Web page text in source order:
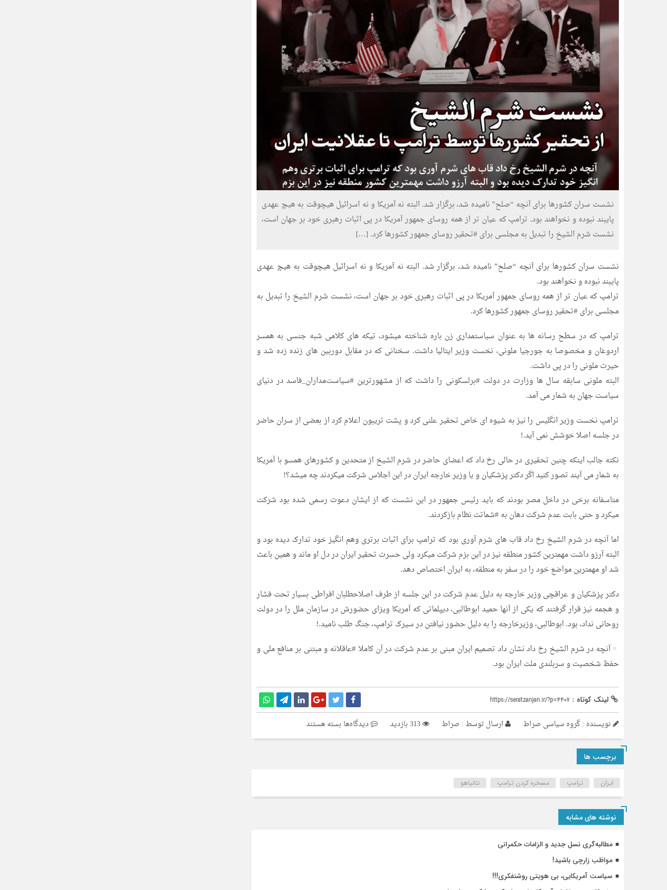
نشست سران کشورها برای آنچه “صلح” نامیده شد، برگزار شد. البته نه آمریکا و نه اسرائیل هیچوقت به هیچ عهدی
پایبند نبوده و نخواهند بود. ترامپ که عیان تر از همه روسای جمهور آمریکا در پی اثبات رهبری خود بر جهان است،
نشست شرم الشیخ را تبدیل به مجلسی برای #تحقیر روسای جمهور کشورها کرد. […]
نشست سران کشورها برای آنچه “صلح” نامیده شد، برگزار شد. البته نه آمریکا و نه اسرائیل هیچوقت به هیچ عهدی
پایبند نبوده و نخواهند بود.
ترامپ که عیان تر از همه روسای جمهور آمریکا در پی اثبات رهبری خود بر جهان است، نشست شرم الشیخ را تبدیل به
مجلسی برای #تحقیر روسای جمهور کشورها کرد.
ترامپ که در سطح رسانه ها به عنوان سیاستمداری زن باره شناخته میشود، تیکه های کلامی شبه جنسی به همسر
اردوغان و مخصوصا به جورجیا ملونی، نخست وزیر ایتالیا داشت. سخنانی که در مقابل دوربین های زنده زده شد و
حیرت ملونی را در پی داشت.
البته ملونی سابقه سال ها وزارت در دولت #برلسکونی را داشت که از مشهورترین #سیاست‌مداران_فاسد در دنیای
سیاست جهان به شمار می آمد.
ترامپ نخست وزیر انگلیس را نیز به شیوه ای خاص تحقیر علنی کرد و پشت تریبون اعلام کرد از بعضی از سران حاضر
در جلسه اصلا خوشش نمی آید.!
نکته جالب اینکه چنین تحقیری در حالی رخ داد که اعضای حاضر در شرم الشیخ از متحدین و کشورهای همسو با آمریکا
به شمار می آیند تصور کنید اگر دکتر پزشکیان و یا وزیر خارجه ایران در این اجلاس شرکت میکردند چه میشد؟!
متاسفانه برخی در داخل مصر بودند که باید رئیس جمهور در این نشست که از ایشان دعوت رسمی شده بود شرکت
میکرد و حتی بابت عدم شرکت دهان به #شماتت نظام بازکردند.
اما آنچه در شرم الشیخ رخ داد قاب های شرم آوری بود که ترامپ برای اثبات برتری وهم انگیز خود تدارک دیده بود و
البته آرزو داشت مهمترین کشور منطقه نیز در این بزم شرکت میکرد ولی حسرت تحقیر ایران در دل او ماند و همین باعث
شد او مهمترین مواضع خود را در سفر به منطقه، به ایران اختصاص دهد.
دکتر پزشکیان و عراقچی وزیر خارجه به دلیل عدم شرکت در این جلسه از طرف اصلاحطلبان افراطی بسیار تحت فشار
و هجمه نیز قرار گرفتند که یکی از آنها حمید ابوطالبی، دیپلماتی که آمریکا ویزای حضورش در سازمان ملل را در دولت
روحانی نداد، بود. ابوطالبی، وزیرخارجه را به دلیل حضور نیافتن در سیرک ترامپ، جنگ طلب نامید.!
آنچه در شرم الشیخ رخ داد نشان داد تصمیم ایران مبنی بر عدم شرکت در آن کاملا #عاقلانه و مبتنی بر منافع ملی و
حفظ شخصیت و سربلندی ملت ایران بود.
لینک کوتاه : https://seratzanjan.ir/?p=4407
نویسنده : گروه سیاسی صراط ارسال توسط : صراط دیدگاه‌ها برای
نشست
بسته هستند
برچسب ها
ایران ترامپ مسخره کردن ترامپ نتانیاهو
نوشته های مشابه
مطالبه‌گری نسل جدید و الزامات حکمرانی
مواظب زارچی باشید!
سیاست آمریکایی، بی هویتی روشنفکری!!!